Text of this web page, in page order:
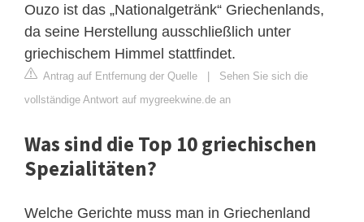
Ouzo ist das „Nationalgetränk“ Griechenlands,
da seine Herstellung ausschließlich unter
griechischem Himmel stattfindet.
Antrag auf Entfernung der Quelle | Sehen Sie sich die
vollständige Antwort auf mygreekwine.de an
Was sind die Top 10 griechischen
Spezialitäten?
Welche Gerichte muss man in Griechenland